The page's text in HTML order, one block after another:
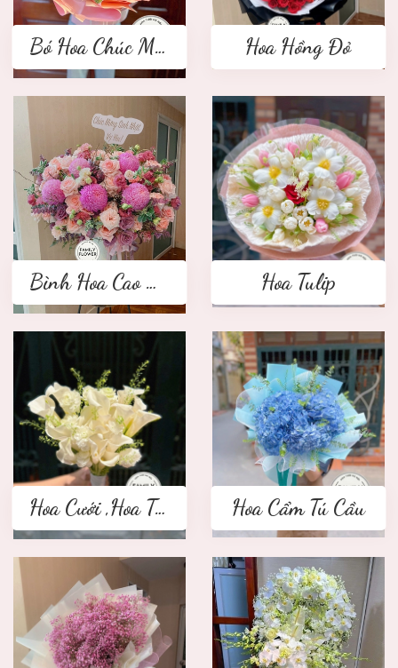
Bó Hoa Chúc Mừng Hoa Hồng Đỏ
Bình Hoa Cao Cấp Hoa Tulip
Hoa Cưới ,Hoa Tay Cầm Cô Dâu Hoa Cẩm Tú Cầu